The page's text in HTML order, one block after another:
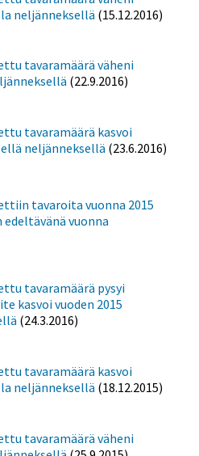
neljänneksellä (15.12.2016)
tavaramäärä väheni
(22.9.2016)
tavaramäärä kasvoi
neljänneksellä (23.6.2016)
tavaroita vuonna 2015
vuonna
tavaramäärä pysyi
kasvoi vuoden 2015
(24.3.2016)
tavaramäärä kasvoi
neljänneksellä (18.12.2015)
tavaramäärä väheni